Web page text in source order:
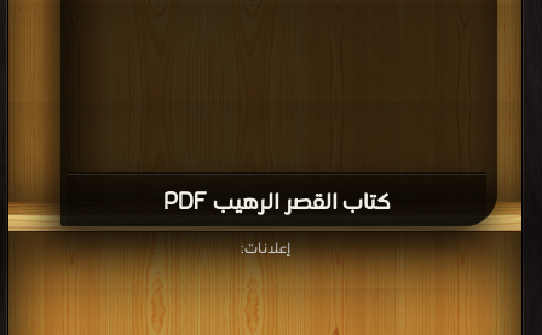
كتاب القصر الرهيب PDF
إعلانات: